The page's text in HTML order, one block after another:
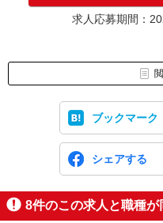
★入社前に配属先が決定する
いずれの場合も、入社され
株式会社テクノ・サービス
〒790-0003 愛媛県松山市三
求人応募期間：
ブックマーク
シェアする
8件のこの求人と職種が